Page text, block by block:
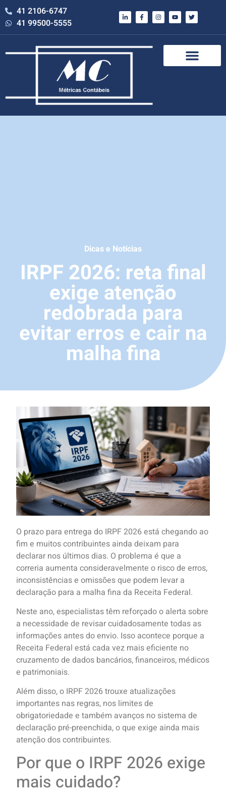
41 2106-6747
41 99500-5555
Dicas e Notícias
IRPF 2026: reta final
exige atenção
redobrada para
evitar erros e cair na
malha fina
O prazo para entrega do IRPF 2026 está chegando ao
fim e muitos contribuintes ainda deixam para
declarar nos últimos dias. O problema é que a
correria aumenta consideravelmente o risco de erros,
inconsistências e omissões que podem levar a
declaração para a malha fina da Receita Federal.
Neste ano, especialistas têm reforçado o alerta sobre
a necessidade de revisar cuidadosamente todas as
informações antes do envio. Isso acontece porque a
Receita Federal está cada vez mais eficiente no
cruzamento de dados bancários, financeiros, médicos
e patrimoniais.
Além disso, o IRPF 2026 trouxe atualizações
importantes nas regras, nos limites de
obrigatoriedade e também avanços no sistema de
declaração pré-preenchida, o que exige ainda mais
atenção dos contribuintes.
Por que o IRPF 2026 exige
mais cuidado?